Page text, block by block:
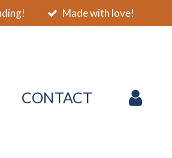
Made with love!
CONTACT